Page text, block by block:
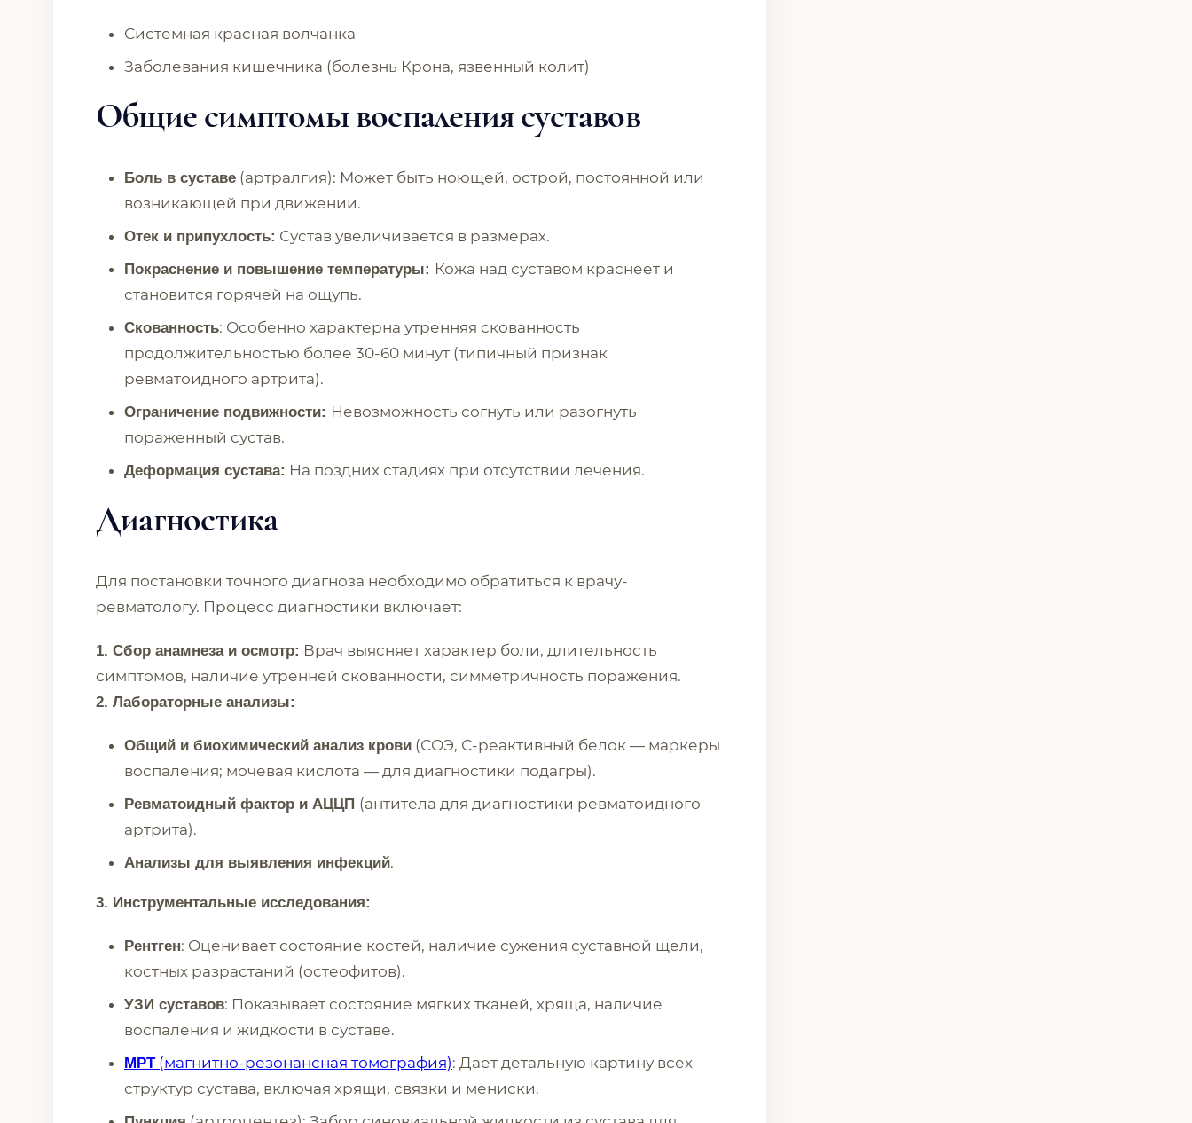
Системная красная волчанка
Заболевания кишечника (болезнь Крона, язвенный колит)
Общие симптомы воспаления суставов
Боль в суставе (артралгия): Может быть ноющей, острой, постоянной или
возникающей при движении.
Отек и припухлость: Сустав увеличивается в размерах.
Покраснение и повышение температуры: Кожа над суставом краснеет и
становится горячей на ощупь.
Скованность: Особенно характерна утренняя скованность
продолжительностью более 30-60 минут (типичный признак
ревматоидного артрита).
Ограничение подвижности: Невозможность согнуть или разогнуть
пораженный сустав.
Деформация сустава: На поздних стадиях при отсутствии лечения.
Диагностика
Для постановки точного диагноза необходимо обратиться к врачу-
ревматологу. Процесс диагностики включает:
1. Сбор анамнеза и осмотр: Врач выясняет характер боли, длительность
симптомов, наличие утренней скованности, симметричность поражения.
2. Лабораторные анализы:
Общий и биохимический анализ крови (СОЭ, С-реактивный белок — маркеры
воспаления; мочевая кислота — для диагностики подагры).
Ревматоидный фактор и АЦЦП (антитела для диагностики ревматоидного
артрита).
Анализы для выявления инфекций.
3. Инструментальные исследования:
Рентген: Оценивает состояние костей, наличие сужения суставной щели,
костных разрастаний (остеофитов).
УЗИ суставов: Показывает состояние мягких тканей, хряща, наличие
воспаления и жидкости в суставе.
МРТ(магнитно-резонансная томография): Дает детальную картину всех
структур сустава, включая хрящи, связки и мениски.